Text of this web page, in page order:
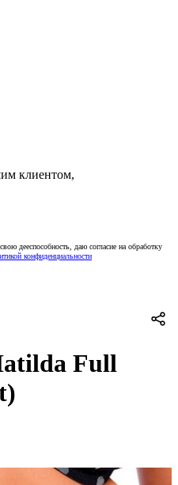
клиентом,
дееспособность, даю согласие на обработку
конфиденциальности
Full